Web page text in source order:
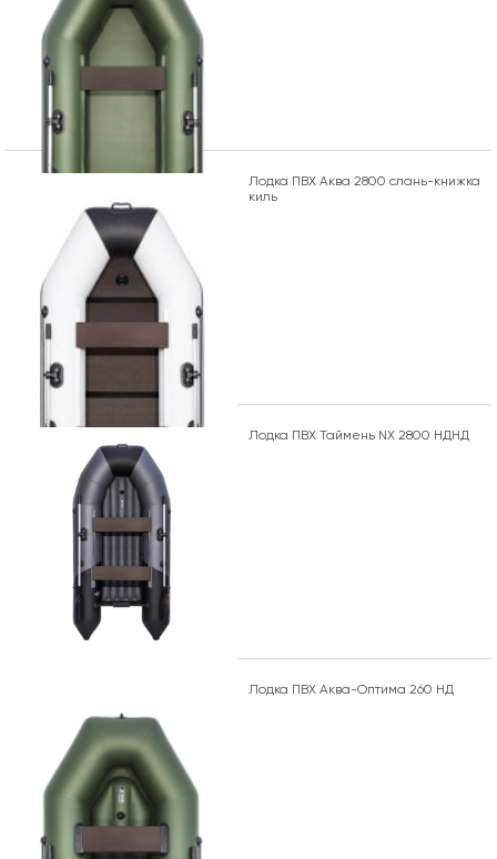
Лодка ПВХ Аква 2800 слань-книжка
киль
Лодка ПВХ Таймень NX 2800 НДНД
Лодка ПВХ Аква-Оптима 260 НД